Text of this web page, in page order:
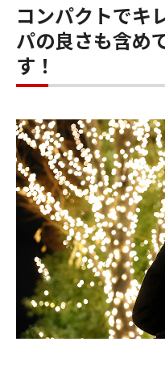
コンパクトでキ
パの良さも含め
す！